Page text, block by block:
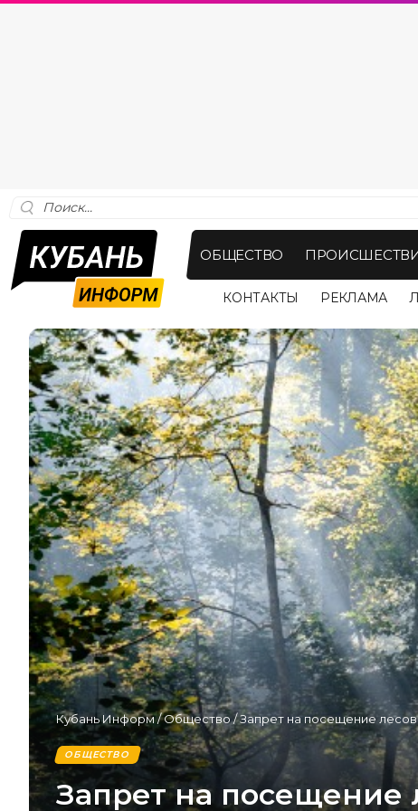
ОБЩЕСТВО
КОНТАКТЫ РЕКЛАМА
Кубань Информ/Общество/Запрет на посещение
ОБЩЕСТВО
Запрет на посещение